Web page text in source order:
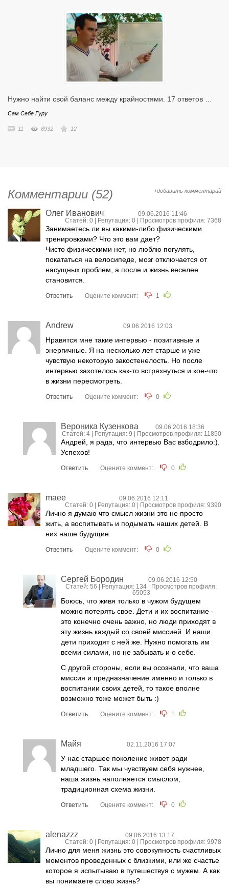
сектантского характера. Материалы нарушающие законодательство
Проект Сам Себе Гуру открыт для любого сотрудничества! Мы рады
находить единомышленников и реализовывать совместные проекты!
Основатель и руководитель проекта: Сергей Бородин
Администратор проекта: Станислав Бесклубов
По всем вопросам и предложениям обращайтесь по адресу:
Нужно найти свой баланс между крайностями. 17 ответов …
Сам Себе Гуру
11 6932 12
Комментарии (52) +добавить комментарий
Олег Иванович
09.06.2016 11:46
Статей: 0 | Репутация: 0 | Просмотров профиля: 7368
Занимаетесь ли вы какими-либо физическими
тренировками? Что это вам дает?
Чисто физическими нет, но люблю погулять,
покататься на велосипеде, мозг отключается от
насущных проблем, а после и жизнь веселее
становится.
Ответить Оцените коммент: 1
Andrew 09.06.2016 12:03
Нравятся мне такие интервью - позитивные и
энергичные. Я на несколько лет старше и уже
чувствую некоторую закостенелость. Но после
интервью захотелось как-то встряхнуться и кое-что
в жизни пересмотреть.
Ответить Оцените коммент: 0
Вероника Кузенкова
09.06.2016 18:36
Статей: 4 | Репутация: 9 | Просмотров профиля: 11850
Андрей, я рада, что интервью Вас взбодрило:).
Успехов!
Ответить Оцените коммент: 0
maee
09.06.2016 12:11
Статей: 0 | Репутация: 0 | Просмотров профиля: 9390
Лично я думаю что смысл жизни это не просто
жить, а воспитывать и подымать наших детей. В
них наше будущие.
Ответить Оцените коммент: 0
Сергей Бородин
09.06.2016 12:50
Статей: 56 | Репутация: 134 | Просмотров профиля:
65053
Боюсь, что живя только в чужом будущем
можно потерять свое. Дети и их воспитание -
это конечно очень важно, но люди приходят в
эту жизнь каждый со своей миссией. И наши
дети приходят с ней же. Нужно помогать им
всеми силами, но не забывать и о себе.
С другой стороны, если вы осознали, что ваша
миссия и предназначение именно и только в
воспитании своих детей, то такое вполне
возможно тоже может быть :)
Ответить Оцените коммент: 1
Майя 02.11.2016 17:07
У нас старшее поколение живет ради
младшего. Так мы чувствуем себя нужнее,
наша жизнь наполняется смыслом,
традиционная схема жизни.
Ответить Оцените коммент: 0
alenazzz
09.06.2016 13:17
Статей: 0 | Репутация: 0 | Просмотров профиля: 9978
Лично для меня жизнь это совокупность счастливых
моментов проведенных с близкими, или же счастье
которое я испытываю в путешествуя с мужем. А как
вы понимаете слово жизнь?